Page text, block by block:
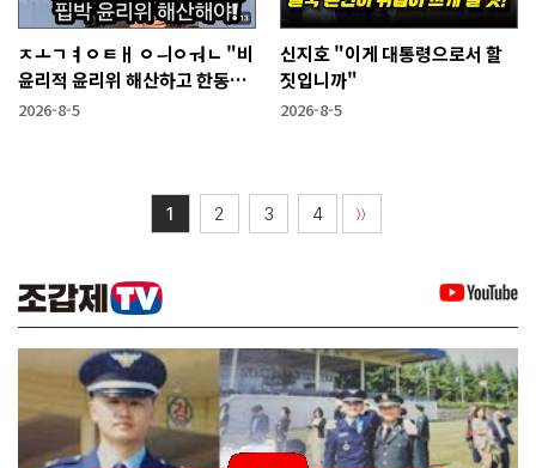
ㅈㅗㄱㅕㅇㅌㅐ ㅇㅢㅇㅝㄴ "비
윤리적 윤리위 해산하고 한동훈
복당 시켜야"
2026-8-5
신지호 "이게 대통령으로서 할
짓입니까"
2026-8-5
1 2 3 4 〉〉